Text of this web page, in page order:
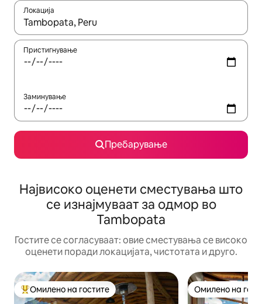
Локација
Кога резултатите се достапни, движете се со копчињата
Пристигнување
Заминување
Пребарување
Највисоко оценети сместувања што
се изнајмуваат за одмор во
Tambopata
Гостите се согласуваат: овие сместувања се високо
оценети поради локацијата, чистотата и друго.
Меѓу најуспешните „Омилени на гостите“
Омилено на гостите Омилено на
Омилено на